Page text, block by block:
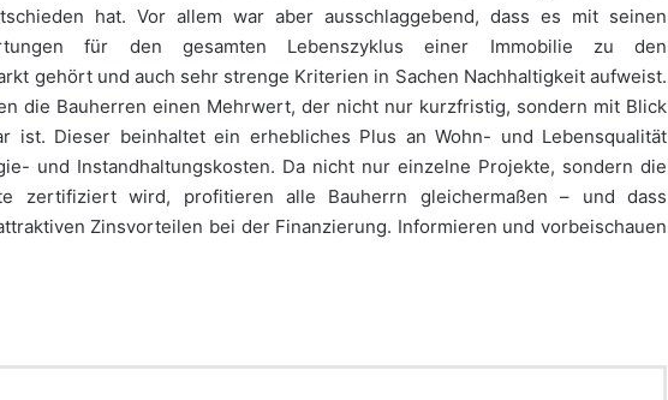
hat. Vor allem war aber ausschlaggebend, dass es mit seinen
für den gesamten Lebenszyklus einer Immobilie zu den
gehört und auch sehr strenge Kriterien in Sachen Nachhaltigkeit aufweist.
die Bauherren einen Mehrwert, der nicht nur kurzfristig, sondern mit Blick
ist. Dieser beinhaltet ein erhebliches Plus an Wohn- und Lebensqualität
und Instandhaltungskosten. Da nicht nur einzelne Projekte, sondern die
zertifiziert wird, profitieren alle Bauherrn gleichermaßen – und dass
Zinsvorteilen bei der Finanzierung. Informieren und vorbeischauen